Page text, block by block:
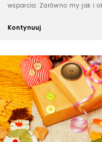
wsparcia. Zarówno my jak i
Kontynuuj